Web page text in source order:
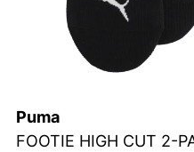
Puma
FOOTIE HIGH CUT 2-